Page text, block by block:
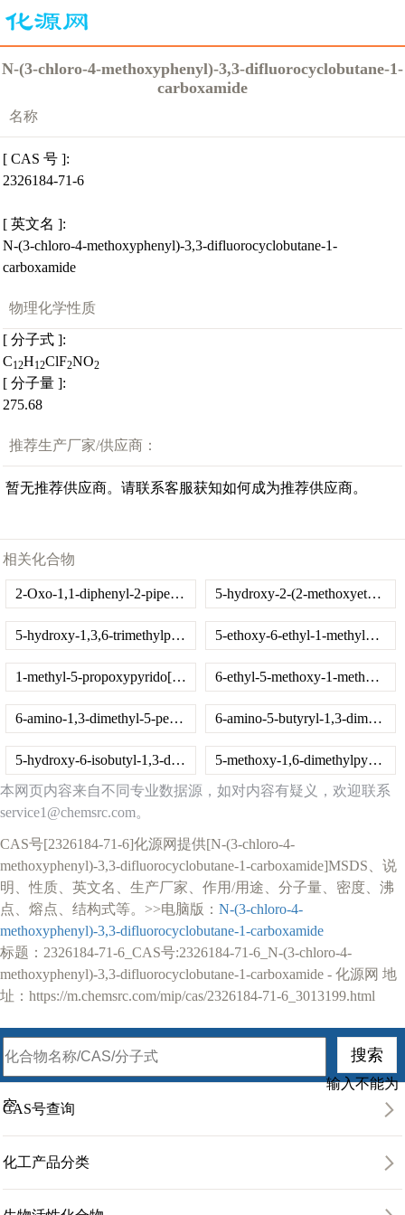
N-(3-chloro-4-methoxyphenyl)-3,3-difluorocyclobutane-1-
carboxamide
名称
[ CAS 号 ]:
2326184-71-6
[ 英文名 ]:
N-(3-chloro-4-methoxyphenyl)-3,3-difluorocyclobutane-1-
carboxamide
物理化学性质
[ 分子式 ]:
C12H12ClF2NO2
[ 分子量 ]:
275.68
推荐生产厂家/供应商：
暂无推荐供应商。请联系客服获知如何成为推荐供应商。
相关化合物
2-Oxo-1,1-diphenyl-2-piperazin-1-ylethanol 5-hydroxy-2-(2-methoxyethyl)isoquinolin-1(2H)-one
5-hydroxy-1,3,6-trimethylpyrido[2,3-d]pyrimidine-2,4(1H,3H)-dione 5-ethoxy-6-ethyl-1-methylpyrido[2,3-d]pyrimidine-2,4(1H,3H)-dione
1-methyl-5-propoxypyrido[2,3-d]pyrimidine-2,4(1H,3H)-dione 6-ethyl-5-methoxy-1-methylpyrido[2,3-d]pyrimidine-2,4(1H,3H)-dione
6-amino-1,3-dimethyl-5-pentanoylpyrimidine-2,4(1H,3H)-dione 6-amino-5-butyryl-1,3-dimethylpyrimidine-2,4(1H,3H)-dione
5-hydroxy-6-isobutyl-1,3-dimethylpyrido[2,3-d]pyrimidine-2,4(1H,3H)-dione
5-methoxy-1,6-dimethylpyrido[2,3-d]pyrimidine-2,4(1H,3H)-dione
本网页内容来自不同专业数据源，如对内容有疑义，欢迎联系
service1@chemsrc.com。
CAS号[2326184-71-6]化源网提供[N-(3-chloro-4-
methoxyphenyl)-3,3-difluorocyclobutane-1-carboxamide]MSDS、说
明、性质、英文名、生产厂家、作用/用途、分子量、密度、沸
点、熔点、结构式等。>>电脑版： N-(3-chloro-4-
methoxyphenyl)-3,3-difluorocyclobutane-1-carboxamide
标题：2326184-71-6_CAS号:2326184-71-6_N-(3-chloro-4-
methoxyphenyl)-3,3-difluorocyclobutane-1-carboxamide - 化源网 地
址：https://m.chemsrc.com/mip/cas/2326184-71-6_3013199.html
输入不能为
空
CAS号查询
化工产品分类